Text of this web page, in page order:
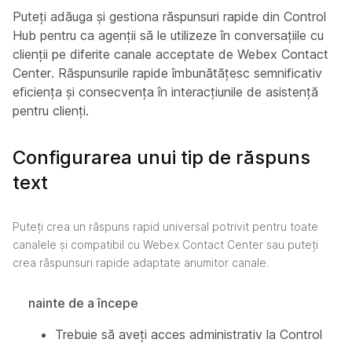
Puteți adăuga și gestiona răspunsuri rapide din Control
Hub pentru ca agenții să le utilizeze în conversațiile cu
clienții pe diferite canale acceptate de Webex Contact
Center. Răspunsurile rapide îmbunătățesc semnificativ
eficiența și consecvența în interacțiunile de asistență
pentru clienți.
Configurarea unui tip de răspuns
text
Puteți crea un răspuns rapid universal potrivit pentru toate
canalele și compatibil cu Webex Contact Center sau puteți
crea răspunsuri rapide adaptate anumitor canale.
nainte de a începe
Trebuie să aveți acces administrativ la Control